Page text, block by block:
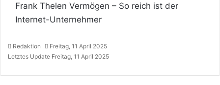
Frank Thelen Vermögen – So reich ist der
Internet-Unternehmer
Redaktion
Freitag, 11 April 2025
Letztes Update Freitag, 11 April 2025